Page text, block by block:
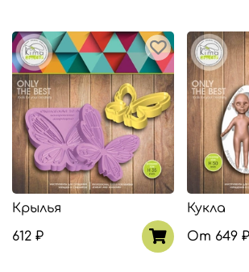
Крылья
612 ₽
Кукла
От 649 ₽